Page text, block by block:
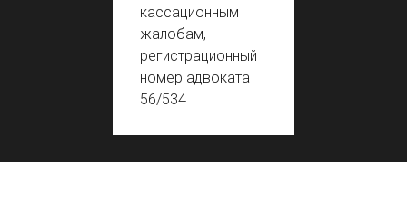
кассационным
жалобам,
регистрационный
номер адвоката
56/534